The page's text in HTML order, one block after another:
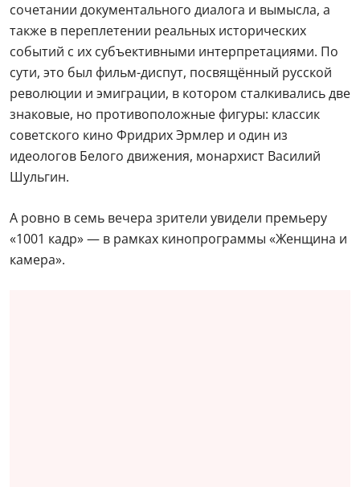
сочетании документального диалога и вымысла, а
также в переплетении реальных исторических
событий с их субъективными интерпретациями. По
сути, это был фильм-диспут, посвящённый русской
революции и эмиграции, в котором сталкивались две
знаковые, но противоположные фигуры: классик
советского кино Фридрих Эрмлер и один из
идеологов Белого движения, монархист Василий
Шульгин.
А ровно в семь вечера зрители увидели премьеру
«1001 кадр» — в рамках кинопрограммы «Женщина и
камера».